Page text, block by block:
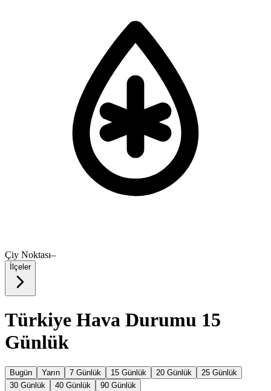
Çiy Noktası–
İlçeler
Türkiye Hava Durumu 15
Günlük
Bugün Yarın 7 Günlük 15 Günlük 20 Günlük
25 Günlük
30 Günlük
40 Günlük 90 Günlük